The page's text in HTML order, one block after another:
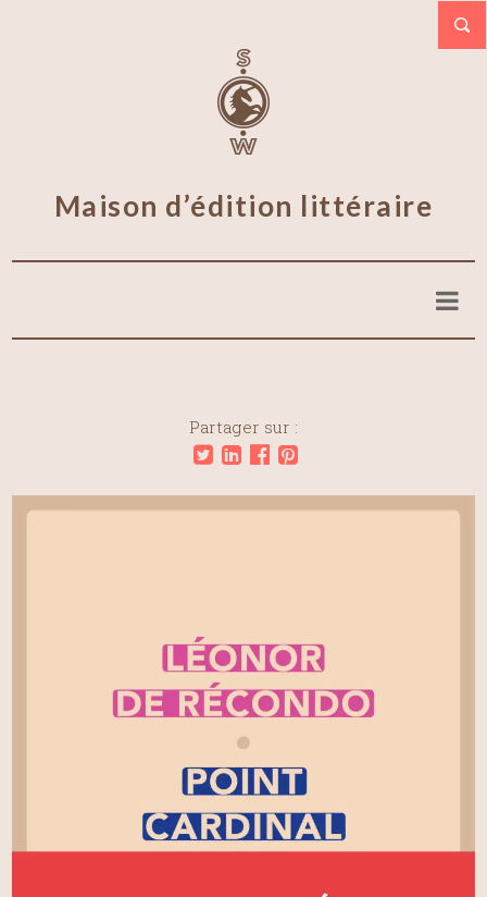
Maison d’édition littéraire
Partager sur :